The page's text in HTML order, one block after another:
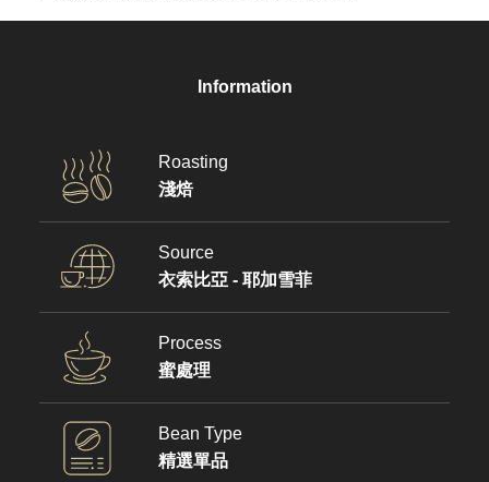
Information
Roasting
淺焙
Source
衣索比亞 - 耶加雪菲
Process
蜜處理
Bean Type
精選單品